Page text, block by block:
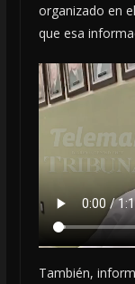
organizado en
que esa
También,